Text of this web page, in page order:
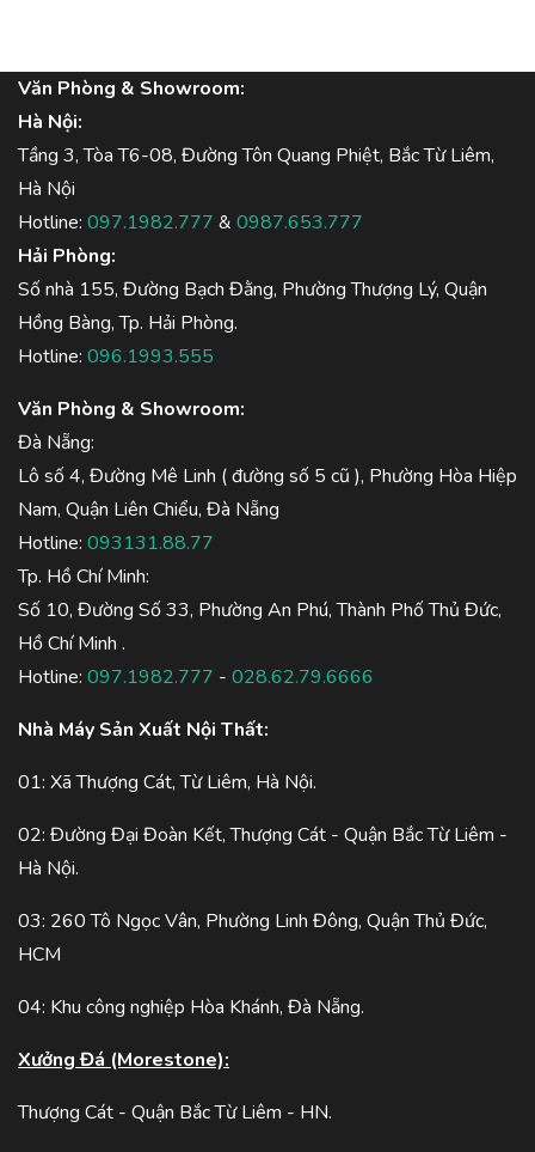
Văn Phòng & Showroom:
Hà Nội:
Tầng 3, Tòa T6-08, Đường Tôn Quang Phiệt, Bắc Từ Liêm,
Hà Nội
Hotline: 097.1982.777 & 0987.653.777
Hải Phòng:
Số nhà 155, Đường Bạch Đằng, Phường Thượng Lý, Quận
Hồng Bàng, Tp. Hải Phòng.
Hotline: 096.1993.555
Văn Phòng & Showroom:
Đà Nẵng:
Lô số 4, Đường Mê Linh ( đường số 5 cũ ), Phường Hòa Hiệp
Nam, Quận Liên Chiểu, Đà Nẵng
Hotline: 093131.88.77
Tp. Hồ Chí Minh:
Số 10, Đường Số 33, Phường An Phú, Thành Phố Thủ Đức,
Hồ Chí Minh .
Hotline: 097.1982.777 - 028.62.79.6666
Nhà Máy Sản Xuất Nội Thất:
01: Xã Thượng Cát, Từ Liêm, Hà Nội.
02: Đường Đại Đoàn Kết, Thượng Cát - Quận Bắc Từ Liêm -
Hà Nội.
03: 260 Tô Ngọc Vân, Phường Linh Đông, Quận Thủ Đức,
HCM
04: Khu công nghiệp Hòa Khánh, Đà Nẵng.
Xưởng Đá (Morestone):
Thượng Cát - Quận Bắc Từ Liêm - HN.